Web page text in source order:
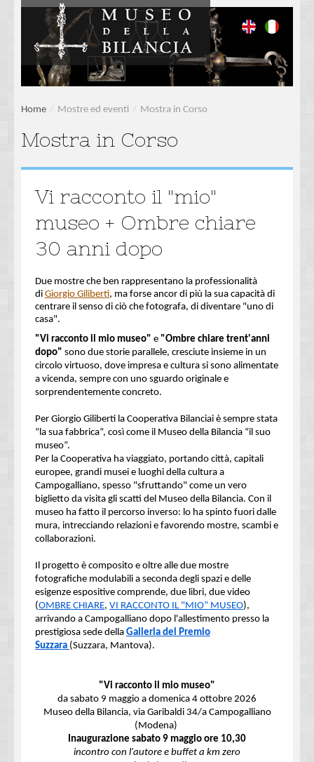
Home / Mostre ed eventi / Mostra in Corso
Mostra in Corso
Vi racconto il "mio"
museo + Ombre chiare
30 anni dopo
Due mostre che ben rappresentano la professionalità
di Giorgio Giliberti, ma forse ancor di più la sua capacità di
centrare il senso di ciò che fotografa, di diventare "uno di
casa".
"Vi racconto il mio museo" e "Ombre chiare trent'anni
dopo" sono due storie parallele, cresciute insieme in un
circolo virtuoso, dove impresa e cultura si sono alimentate
a vicenda, sempre con uno sguardo originale e
sorprendentemente concreto.
Per Giorgio Giliberti la Cooperativa Bilanciai è sempre stata
“la sua fabbrica”, così come il Museo della Bilancia “il suo
museo”.
Per la Cooperativa ha viaggiato, portando città, capitali
europee, grandi musei e luoghi della cultura a
Campogalliano, spesso "sfruttando" come un vero
biglietto da visita gli scatti del Museo della Bilancia. Con il
museo ha fatto il percorso inverso: lo ha spinto fuori dalle
mura, intrecciando relazioni e favorendo mostre, scambi e
collaborazioni.
Il progetto è composito e oltre alle due mostre
fotografiche modulabili a seconda degli spazi e delle
esigenze espositive comprende, due libri, due video
(OMBRE CHIARE, VI RACCONTO IL "MIO” MUSEO),
arrivando a Campogalliano dopo l'allestimento presso la
prestigiosa sede della Galleria del Premio
Suzzara (Suzzara, Mantova).
"Vi racconto il mio museo"
da sabato 9 maggio a domenica 4 ottobre 2026
Museo della Bilancia, via Garibaldi 34/a Campogalliano
(Modena)
Inaugurazione sabato 9 maggio ore 10,30
incontro con l'autore e buffet a km zero